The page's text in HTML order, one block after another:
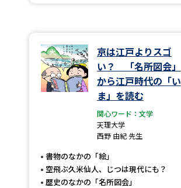
京は江戸よりスゴ
い？ 「名所図会」
から江戸時代の「い
ま」を読む
関心ワード：文学
天理大学
西野 由紀 先生
書物のなかの「絵」
空飛ぶ久米仙人、じつは現代にも？
歴史のなかの「名所図会」